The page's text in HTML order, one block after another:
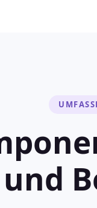
und